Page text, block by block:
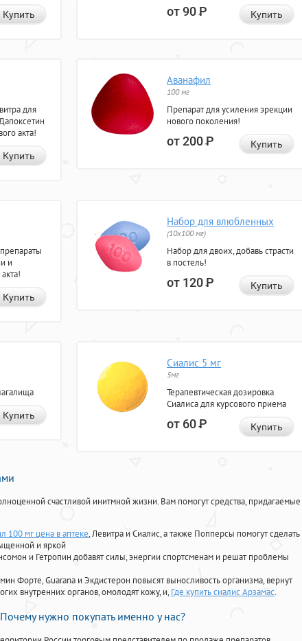
Купить от 90Р Купить
для
акта!
Купить
Аванафил
100 мг
Препарат для усиления эрекции
нового поколения!
от 200Р Купить
и
Купить
Набор для влюбленных
(10х100 мг)
Набор для двоих, добавь страсти
в постель!
от 120Р Купить
Купить
Сиалис 5 мг
5мг
Терапевтическая дозировка
Сиалиса для курсового приема
от 60Р Купить
счастливой инитмной жизни. Вам помогут средства, придагаемые
100 мг цена в аптеке, Левитра и Сиалис, а также Попперсы помогут сделать
и яркой
и Гетропин добавят силы, энергии спортсменам и решат проблемы
Форте, Guarana и Экдистерон повысят выносливость организма, вернут
внутренних органов, омолодят кожу, и, Где купить сиалис Арзамас.
нужно покупать именно у нас?